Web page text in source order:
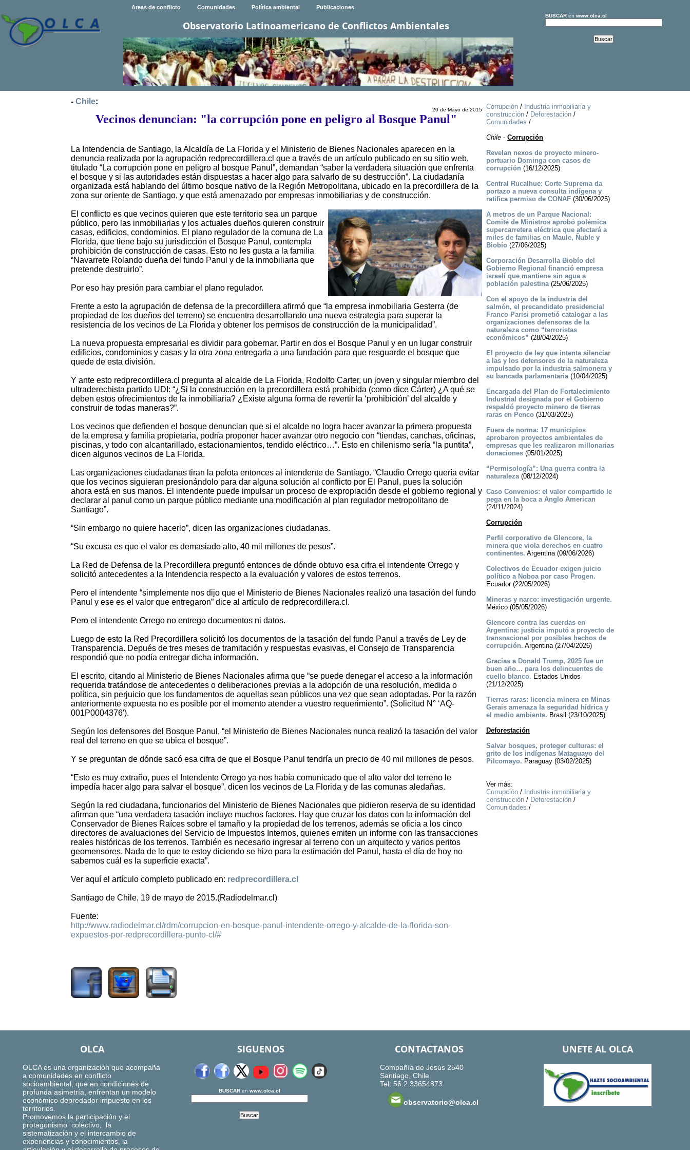
Areas de conflicto Comunidades Política ambiental Publicaciones
Observatorio Latinoamericano de Conflictos Ambientales
BUSCARen www.olca.cl
- Chile:
20 de Mayo de 2015
Vecinos denuncian: "la corrupción pone en peligro al Bosque Panul"
La Intendencia de Santiago, la Alcaldía de La Florida y el Ministerio de Bienes Nacionales aparecen en la
denuncia realizada por la agrupación redprecordillera.cl que a través de un artículo publicado en su sitio web,
titulado “La corrupción pone en peligro al bosque Panul”, demandan “saber la verdadera situación que enfrenta
el bosque y si las autoridades están dispuestas a hacer algo para salvarlo de su destrucción”. La ciudadanía
organizada está hablando del último bosque nativo de la Región Metropolitana, ubicado en la precordillera de la
zona sur oriente de Santiago, y que está amenazado por empresas inmobiliarias y de construcción.
El conflicto es que vecinos quieren que este territorio sea un parque
público, pero las inmobiliarias y los actuales dueños quieren construir
casas, edificios, condominios. El plano regulador de la comuna de La
Florida, que tiene bajo su jurisdicción el Bosque Panul, contempla
prohibición de construcción de casas. Esto no les gusta a la familia
“Navarrete Rolando dueña del fundo Panul y de la inmobiliaria que
pretende destruirlo”.
Por eso hay presión para cambiar el plano regulador.
Frente a esto la agrupación de defensa de la precordillera afirmó que “la empresa inmobiliaria Gesterra (de
propiedad de los dueños del terreno) se encuentra desarrollando una nueva estrategia para superar la
resistencia de los vecinos de La Florida y obtener los permisos de construcción de la municipalidad”.
La nueva propuesta empresarial es dividir para gobernar. Partir en dos el Bosque Panul y en un lugar construir
edificios, condominios y casas y la otra zona entregarla a una fundación para que resguarde el bosque que
quede de esta división.
Y ante esto redprecordillera.cl pregunta al alcalde de La Florida, Rodolfo Carter, un joven y singular miembro del
ultraderechista partido UDI: “¿Si la construcción en la precordillera está prohibida (como dice Cárter) ¿A qué se
deben estos ofrecimientos de la inmobiliaria? ¿Existe alguna forma de revertir la ‘prohibición’ del alcalde y
construir de todas maneras?”.
Los vecinos que defienden el bosque denuncian que si el alcalde no logra hacer avanzar la primera propuesta
de la empresa y familia propietaria, podría proponer hacer avanzar otro negocio con “tiendas, canchas, oficinas,
piscinas, y todo con alcantarillado, estacionamientos, tendido eléctrico…”. Esto en chilenismo sería “la puntita”,
dicen algunos vecinos de La Florida.
Las organizaciones ciudadanas tiran la pelota entonces al intendente de Santiago. “Claudio Orrego quería evitar
que los vecinos siguieran presionándolo para dar alguna solución al conflicto por El Panul, pues la solución
ahora está en sus manos. El intendente puede impulsar un proceso de expropiación desde el gobierno regional y
declarar al panul como un parque público mediante una modificación al plan regulador metropolitano de
Santiago”.
“Sin embargo no quiere hacerlo”, dicen las organizaciones ciudadanas.
“Su excusa es que el valor es demasiado alto, 40 mil millones de pesos”.
La Red de Defensa de la Precordillera preguntó entonces de dónde obtuvo esa cifra el intendente Orrego y
solicitó antecedentes a la Intendencia respecto a la evaluación y valores de estos terrenos.
Pero el intendente “simplemente nos dijo que el Ministerio de Bienes Nacionales realizó una tasación del fundo
Panul y ese es el valor que entregaron” dice al artículo de redprecordillera.cl.
Pero el intendente Orrego no entrego documentos ni datos.
Luego de esto la Red Precordillera solicitó los documentos de la tasación del fundo Panul a través de Ley de
Transparencia. Depués de tres meses de tramitación y respuestas evasivas, el Consejo de Transparencia
respondió que no podía entregar dicha información.
El escrito, citando al Ministerio de Bienes Nacionales afirma que “se puede denegar el acceso a la información
requerida tratándose de antecedentes o deliberaciones previas a la adopción de una resolución, medida o
política, sin perjuicio que los fundamentos de aquellas sean públicos una vez que sean adoptadas. Por la razón
anteriormente expuesta no es posible por el momento atender a vuestro requerimiento”. (Solicitud N° ‘AQ-
001P0004376′).
Según los defensores del Bosque Panul, “el Ministerio de Bienes Nacionales nunca realizó la tasación del valor
real del terreno en que se ubica el bosque”.
Y se preguntan de dónde sacó esa cifra de que el Bosque Panul tendría un precio de 40 mil millones de pesos.
“Esto es muy extraño, pues el Intendente Orrego ya nos había comunicado que el alto valor del terreno le
impedía hacer algo para salvar el bosque”, dicen los vecinos de La Florida y de las comunas aledañas.
Según la red ciudadana, funcionarios del Ministerio de Bienes Nacionales que pidieron reserva de su identidad
afirman que “una verdadera tasación incluye muchos factores. Hay que cruzar los datos con la información del
Conservador de Bienes Raíces sobre el tamaño y la propiedad de los terrenos, además se oficia a los cinco
directores de avaluaciones del Servicio de Impuestos Internos, quienes emiten un informe con las transacciones
reales históricas de los terrenos. También es necesario ingresar al terreno con un arquitecto y varios peritos
geomensores. Nada de lo que te estoy diciendo se hizo para la estimación del Panul, hasta el día de hoy no
sabemos cuál es la superficie exacta”.
Ver aquí el artículo completo publicado en: redprecordillera.cl
Santiago de Chile, 19 de mayo de 2015.(Radiodelmar.cl)
Fuente:
http://www.radiodelmar.cl/rdm/corrupcion-en-bosque-panul-intendente-orrego-y-alcalde-de-la-florida-son-
expuestos-por-redprecordillera-punto-cl/#
Corrupción/ Industria inmobiliaria y
construcción/ Deforestación/
Comunidades /
Chile- Corrupción
Revelan nexos de proyecto minero-
portuario Dominga con casos de
corrupción (16/12/2025)
Central Rucalhue: Corte Suprema da
portazo a nueva consulta indígena y
ratifica permiso de CONAF(30/06/2025)
A metros de un Parque Nacional:
Comité de Ministros aprobó polémica
supercarretera eléctrica que afectará a
miles de familias en Maule, Ñuble y
Biobío(27/06/2025)
Corporación Desarrolla Biobío del
Gobierno Regional financió empresa
israelí que mantiene sin agua a
población palestina(25/06/2025)
Con el apoyo de la industria del
salmón, el precandidato presidencial
Franco Parisi prometió catalogar a las
organizaciones defensoras de la
naturaleza como “terroristas
económicos” (28/04/2025)
El proyecto de ley que intenta silenciar
a las y los defensores de la naturaleza
impulsado por la industria salmonera y
su bancada parlamentaria(10/04/2025)
Encargada del Plan de Fortalecimiento
Industrial designada por el Gobierno
respaldó proyecto minero de tierras
raras en Penco(31/03/2025)
Fuera de norma: 17 municipios
aprobaron proyectos ambientales de
empresas que les realizaron millonarias
donaciones(05/01/2025)
“Permisología”: Una guerra contra la
naturaleza(08/12/2024)
Caso Convenios: el valor compartido le
pega en la boca a Anglo American
(24/11/2024)
Corrupción
Perfil corporativo de Glencore, la
minera que viola derechos en cuatro
continentes. Argentina (09/06/2026)
Colectivos de Ecuador exigen juicio
político a Noboa por caso Progen.
Ecuador (22/05/2026)
Mineras y narco: investigación urgente.
México (05/05/2026)
Glencore contra las cuerdas en
Argentina: justicia imputó a proyecto de
transnacional por posibles hechos de
corrupción. Argentina (27/04/2026)
Gracias a Donald Trump, 2025 fue un
buen año… para los delincuentes de
cuello blanco. Estados Unidos
(21/12/2025)
Tierras raras: licencia minera en Minas
Gerais amenaza la seguridad hídrica y
el medio ambiente. Brasil (23/10/2025)
Deforestación
Salvar bosques, proteger culturas: el
grito de los indígenas Mataguayo del
Pilcomayo. Paraguay (03/02/2025)
Ver más:
Corrupción/ Industria inmobiliaria y
construcción/ Deforestación/
Comunidades /
OLCA
OLCA es una organización que acompaña
a comunidades en conflicto
socioambiental, que en condiciones de
profunda asimetría, enfrentan un modelo
económico depredador impuesto en los
territorios.
Promovemos la participación y el
protagonismo colectivo, la
sistematización y el intercambio de
experiencias y conocimientos, la
SIGUENOS
BUSCARen www.olca.cl
CONTACTANOS
Compañía de Jesús 2540
Santiago, Chile.
Tel: 56.2.33654873
observatorio@olca.cl
UNETE AL OLCA